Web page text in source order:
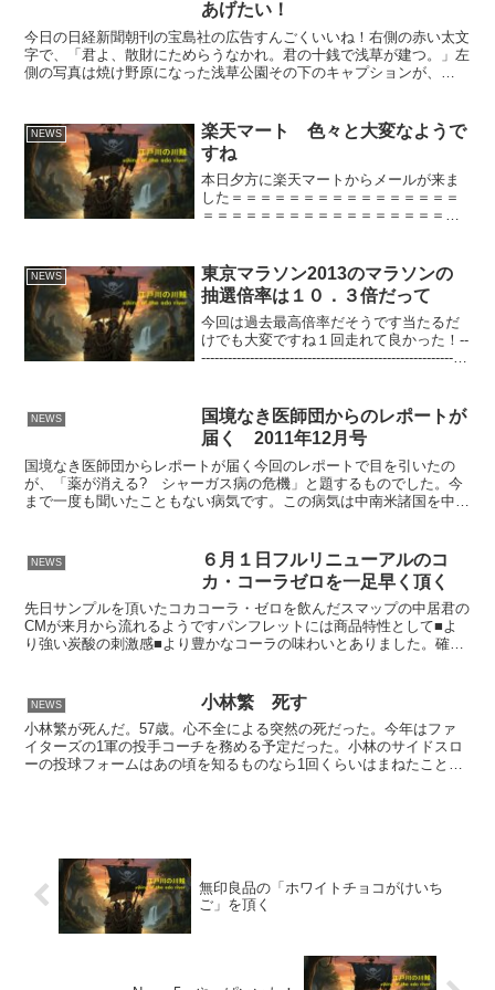
あげたい！
今日の日経新聞朝刊の宝島社の広告すんごくいいね！右側の赤い太文
字で、「君よ、散財にためらうなかれ。君の十銭で浅草が建つ。」左
側の写真は焼け野原になった浅草公園その下のキャプションが、
NEWS
楽天マート 色々と大変なようで
すね
本日夕方に楽天マートからメールが来ま
した＝＝＝＝＝＝＝＝＝＝＝＝＝＝＝＝
＝＝＝＝＝＝＝＝＝＝＝＝＝＝＝＝＝＝
春の候、お客様におかれましては、ます
ますご清祥のこととお慶...
NEWS
東京マラソン2013のマラソンの
抽選倍率は１０．３倍だって
今回は過去最高倍率だそうです当たるだ
けでも大変ですね１回走れて良かった！--
------------------------------------------------------------
NEWS
国境なき医師団からのレポートが
届く 2011年12月号
国境なき医師団からレポートが届く今回のレポートで目を引いたの
が、「薬が消える? シャーガス病の危機」と題するものでした。今
まで一度も聞いたこともない病気です。この病気は中南米諸国を中心
NEWS
６月１日フルリニューアルのコ
カ・コーラゼロを一足早く頂く
先日サンプルを頂いたコカコーラ・ゼロを飲んだスマップの中居君の
CMが来月から流れるようですパンフレットには商品特性として■よ
り強い炭酸の刺激感■より豊かなコーラの味わいとありました。確か
NEWS 小林繁 死す
小林繁が死んだ。57歳。心不全による突然の死だった。今年はファ
イターズの1軍の投手コーチを務める予定だった。小林のサイドスロ
ーの投球フォームはあの頃を知るものなら1回くらいはまねたことが
無印良品の「ホワイトチョコがけいち
ご」を頂く